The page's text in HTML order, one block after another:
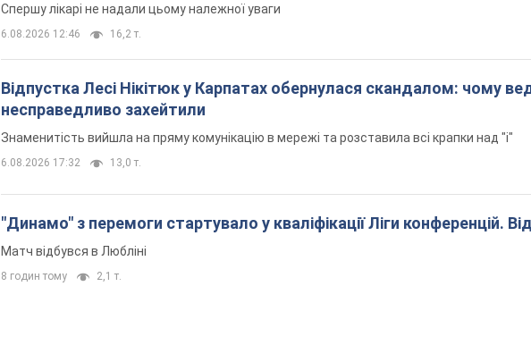
Спершу лікарі не надали цьому належної уваги
6.08.2026 12:46 16,2 т.
Відпустка Лесі Нікітюк у Карпатах обернулася скандалом: чому
несправедливо захейтили
Знаменитість вийшла на пряму комунікацію в мережі та розставила всі крапки над "і"
6.08.2026 17:32 13,0 т.
"Динамо" з перемоги стартувало у кваліфікації Ліги конференцій.
Матч відбувся в Любліні
8 годин тому 2,1 т.